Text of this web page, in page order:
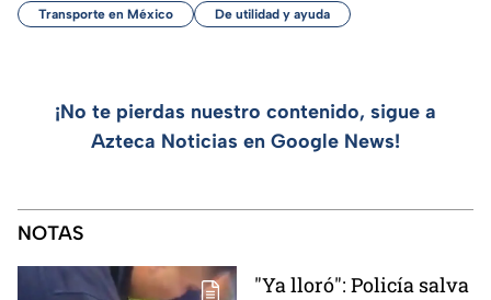
Transporte en México De utilidad y ayuda
¡No te pierdas nuestro contenido, sigue a
Azteca Noticias en Google News!
NOTAS
"Ya lloró": Policía salva